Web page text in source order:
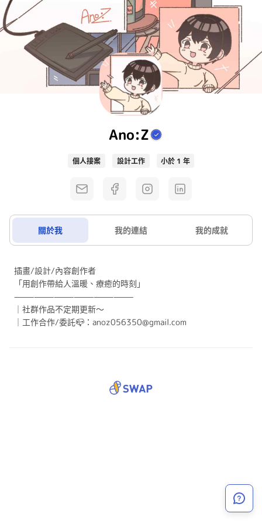
Ano:Z
個人接案 設計工作 小於 1 年
關於我 我的連結 我的成就
插畫/設計/內容創作者
「用創作帶給人溫暖、療癒的時刻」
——————————————————
｜社群作品不定期更新～
｜工作合作/委託📪：anoz056350@gmail.com